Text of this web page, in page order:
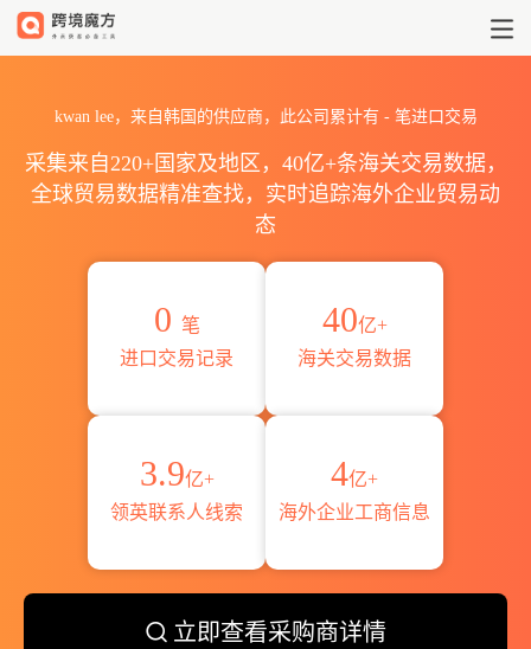
kwan lee，来自韩国的供应商，此公司累计有 -笔进口交易
采集来自220+国家及地区，40亿+条海关交易数据，
全球贸易数据精准查找，实时追踪海外企业贸易动
态
0 笔
进口交易记录
40亿+
海关交易数据
3.9亿+
领英联系人线索
4亿+
海外企业工商信息
立即查看采购商详情